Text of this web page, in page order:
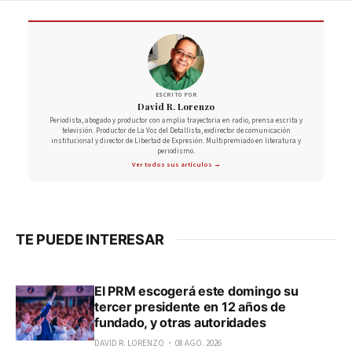
ESCRITO POR
David R. Lorenzo
Periodista, abogado y productor con amplia trayectoria en radio, prensa escrita y
televisión. Productor de La Voz del Detallista, exdirector de comunicación
institucional y director de Libertad de Expresión. Multipremiado en literatura y
periodismo.
Ver todos sus artículos →
TE PUEDE INTERESAR
El PRM escogerá este domingo su
tercer presidente en 12 años de
fundado, y otras autoridades
DAVID R. LORENZO 08 AGO. 2026